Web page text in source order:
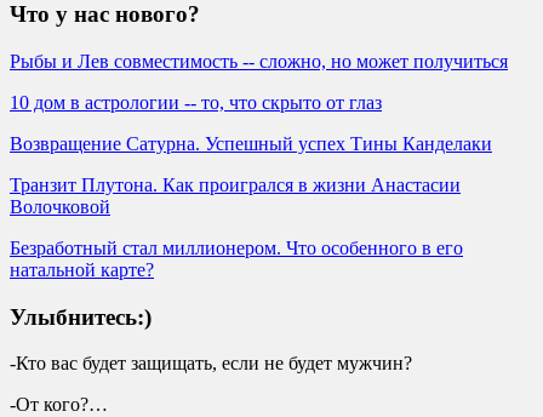
Что у нас нового?
Рыбы и Лев совместимость -- сложно, но может получиться
10 дом в астрологии -- то, что скрыто от глаз
Возвращение Сатурна. Успешный успех Тины Канделаки
Транзит Плутона. Как проигрался в жизни Анастасии
Волочковой
Безработный стал миллионером. Что особенного в его
натальной карте?
Улыбнитесь:)
-Кто вас будет защищать, если не будет мужчин?
-От кого?…